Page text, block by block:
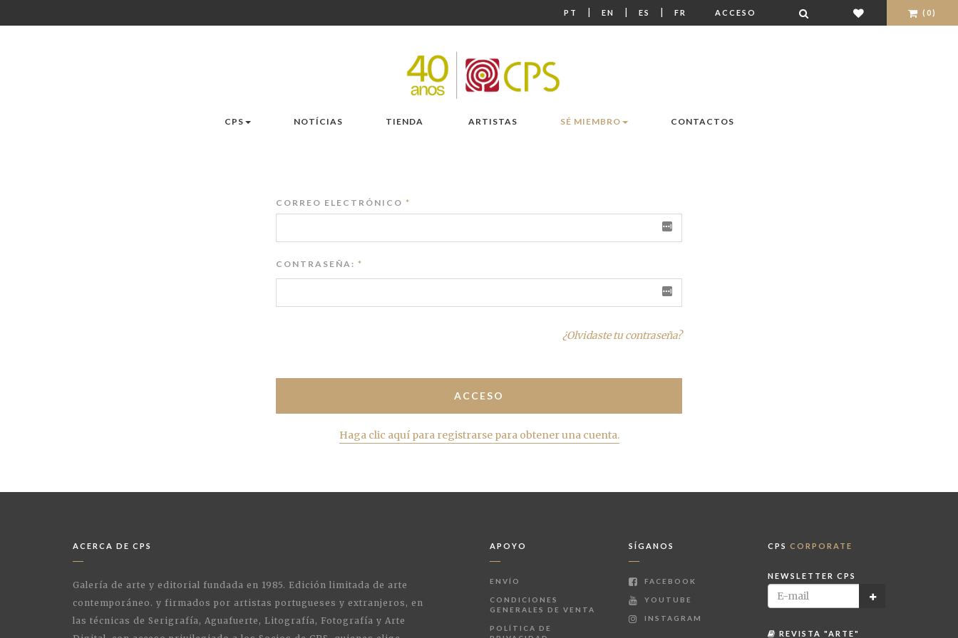
PT | EN | ES | FR ACCESO (0)
CPS NOTÍCIAS TIENDA ARTISTAS SÉ MIEMBRO CONTACTOS
CORREO ELECTRÓNICO *
CONTRASEÑA: *
¿Olvidaste tu contraseña?
Haga clic aquí para registrarse para obtener una cuenta.
ACERCA DE CPS
Galería de arte y editorial fundada en 1985. Edición limitada de arte
contemporáneo. y firmados por artistas portugueses y extranjeros, en
las técnicas de Serigrafía, Aguafuerte, Litografía, Fotografía y Arte
APOYO
ENVÍO
CONDICIONES
GENERALES DE VENTA
POLÍTICA DE
SÍGANOS
FACEBOOK
YOUTUBE
INSTAGRAM
CPS CORPORATE
NEWSLETTER CPS
REVISTA "ARTE"